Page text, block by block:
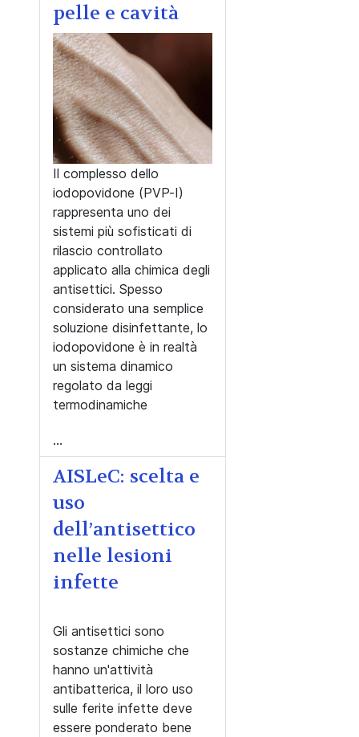
pelle e cavità
Il complesso dello
iodopovidone (PVP-I)
rappresenta uno dei
sistemi più sofisticati di
rilascio controllato
applicato alla chimica degli
antisettici. Spesso
considerato una semplice
soluzione disinfettante, lo
iodopovidone è in realtà
un sistema dinamico
regolato da leggi
termodinamiche
...
AISLeC: scelta e
uso
dell’antisettico
nelle lesioni
infette
Gli antisettici sono
sostanze chimiche che
hanno un'attività
antibatterica, il loro uso
sulle ferite infette deve
essere ponderato bene